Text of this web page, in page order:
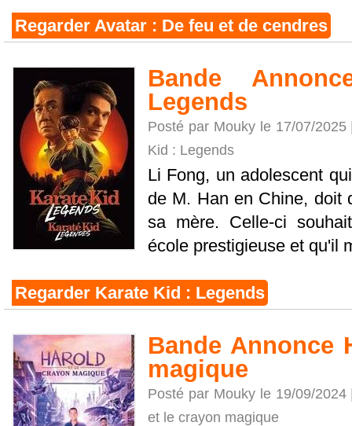
Regarder Avatar : De feu et de cendres
Bande
Legends
Posté par Mouky le 17/07/
Kid : Legends
Li Fong, un adolescent
de M. Han en Chine, doit
sa mère. Celle-ci
école prestigieuse et qu'il
Regarder Karate Kid : Legends
Bande Annonce
magique
Posté par Mouky le 19/09/
et le crayon magique